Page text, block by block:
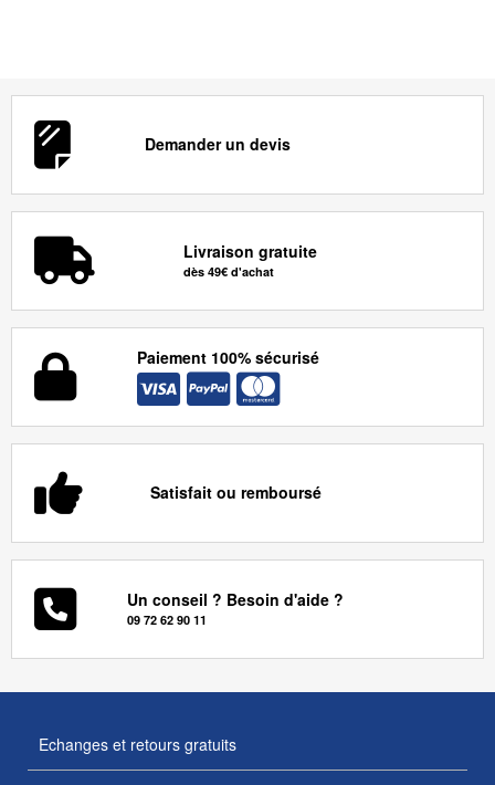
Demander un devis
Livraison gratuite
dès 49€ d'achat
Paiement 100% sécurisé
Satisfait ou remboursé
Un conseil ? Besoin d'aide ?
09 72 62 90 11
Echanges et retours gratuits